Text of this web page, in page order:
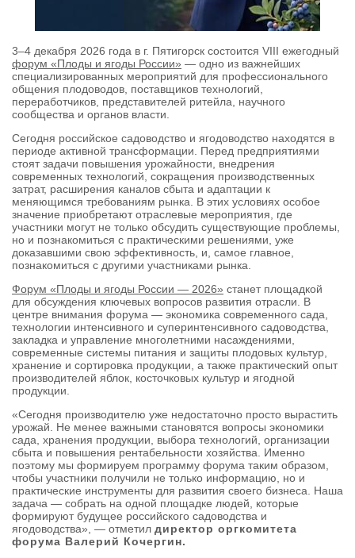
3–4 декабря 2026 года в г. Пятигорск состоится VIII ежегодный
форум «Плоды и ягоды России» — одно из важнейших
специализированных мероприятий для профессионального
общения плодоводов, поставщиков технологий,
переработчиков, представителей ритейла, научного
сообщества и органов власти.
Сегодня российское садоводство и ягодоводство находятся в
периоде активной трансформации. Перед предприятиями
стоят задачи повышения урожайности, внедрения
современных технологий, сокращения производственных
затрат, расширения каналов сбыта и адаптации к
меняющимся требованиям рынка. В этих условиях особое
значение приобретают отраслевые мероприятия, где
участники могут не только обсудить существующие проблемы,
но и познакомиться с практическими решениями, уже
доказавшими свою эффективность, и, самое главное,
познакомиться с другими участниками рынка.
Форум «Плоды и ягоды России — 2026» станет площадкой
для обсуждения ключевых вопросов развития отрасли. В
центре внимания форума — экономика современного сада,
технологии интенсивного и суперинтенсивного садоводства,
закладка и управление многолетними насаждениями,
современные системы питания и защиты плодовых культур,
хранение и сортировка продукции, а также практический опыт
производителей яблок, косточковых культур и ягодной
продукции.
«Сегодня производителю уже недостаточно просто вырастить
урожай. Не менее важными становятся вопросы экономики
сада, хранения продукции, выбора технологий, организации
сбыта и повышения рентабельности хозяйства. Именно
поэтому мы формируем программу форума таким образом,
чтобы участники получили не только информацию, но и
практические инструменты для развития своего бизнеса. Наша
задача — собрать на одной площадке людей, которые
формируют будущее российского садоводства и
ягодоводства», — отметил директор оргкомитета
форума Валерий Кочергин.